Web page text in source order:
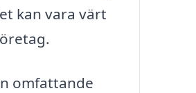
kan vara värt
omfattande